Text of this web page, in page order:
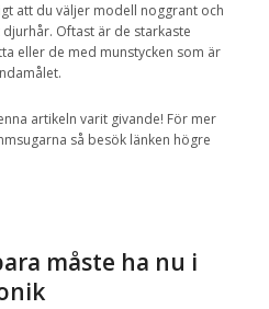
att du väljer modell noggrant och
Oftast är de starkaste
eller de med munstycken som är
artikeln varit givande! För mer
så besök länken högre
måste ha nu i